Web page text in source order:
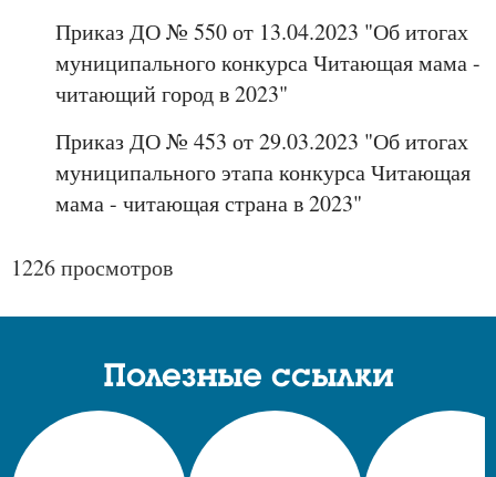
Приказ ДО № 550 от 13.04.2023 "Об итогах
муниципального конкурса Читающая мама -
читающий город в 2023"
Приказ ДО № 453 от 29.03.2023 "Об итогах
муниципального этапа конкурса Читающая
мама - читающая страна в 2023"
1226 просмотров
Полезные ссылки